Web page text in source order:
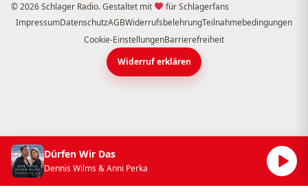
© 2026 Schlager Radio. Gestaltet mit
für Schlagerfans
ImpressumDatenschutzAGBWiderrufsbelehrungTeilnahmebedingungen
Cookie-EinstellungenBarrierefreiheit
Widerruf erklären
Dürfen Wir Das
Dennis Wilms & Anni Perka